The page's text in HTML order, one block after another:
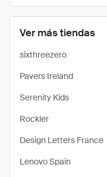
Ver más tiendas
sixthreezero
Pavers Ireland
Serenity Kids
Rockler
Design Letters France
Lenovo Spain